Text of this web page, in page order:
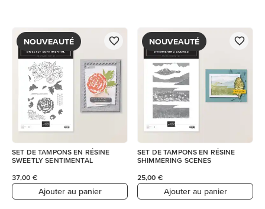
NOUVEAUTÉ
SET DE TAMPONS EN RÉSINE
SWEETLY SENTIMENTAL
37,00 €
Ajouter au panier
NOUVEAUTÉ
SET DE TAMPONS EN RÉSINE
SHIMMERING SCENES
25,00 €
Ajouter au panier